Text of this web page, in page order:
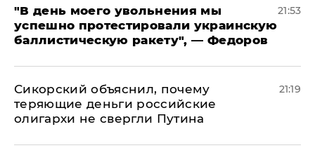
​"В день моего увольнения мы
успешно протестировали украинскую
баллистическую ракету", — Федоров
21:53
Сикорский объяснил, почему
теряющие деньги российские
олигархи не свергли Путина
21:19